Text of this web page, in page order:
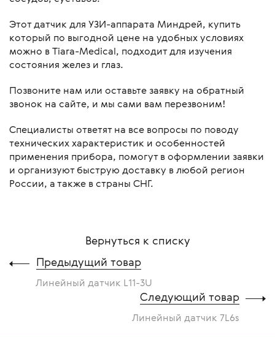
Этот датчик для УЗИ-аппарата Миндрей, купить
который по выгодной цене на удобных условиях
можно в Tiara-Medical, подходит для изучения
состояния желез и глаз.
Позвоните нам или оставьте заявку на обратный
звонок на сайте, и мы сами вам перезвоним!
Специалисты ответят на все вопросы по поводу
технических характеристик и особенностей
применения прибора, помогут в оформлении заявки
и организуют быструю доставку в любой регион
России, а также в страны СНГ.
Вернуться к списку
Предыдущий товар
Линейный датчик L11-3U
Следующий товар
Линейный датчик 7L6s